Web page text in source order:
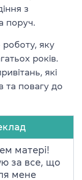
з
поруч.
яку
років.
які
та повагу до
матері!
за все, що
мене